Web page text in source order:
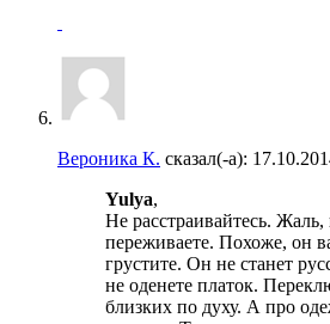
Вероника К. сказал(-а):
Yulya,
Не расстраивайтесь. Жаль,
переживаете. Похоже, он
грустите. Он не станет
не оденете платок.
близких по духу. А про